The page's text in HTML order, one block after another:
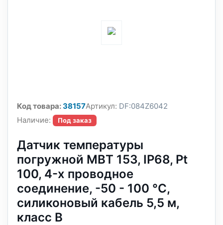
Код товара:38157Артикул: DF:084Z6042
Наличие:
Под заказ
Датчик температуры
погружной MBT 153, IP68, Pt
100, 4-х проводное
соединение, -50 - 100 °C,
силиконовый кабель 5,5 м,
класс В